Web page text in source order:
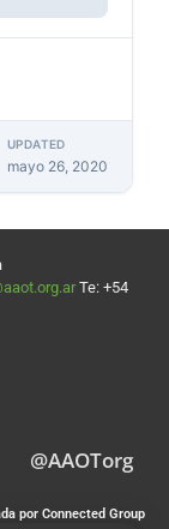
UPDATED
mayo 26, 2020
Te: +54
@AAOTorg
por Connected Group